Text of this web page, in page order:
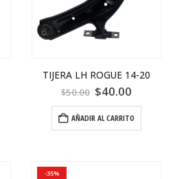
TIJERA LH ROGUE 14-20
$50.00 $40.00
AÑADIR AL CARRITO
-35%